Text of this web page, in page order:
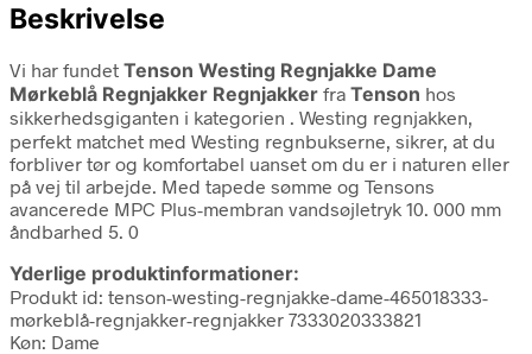
Beskrivelse
Vi har fundet Tenson Westing Regnjakke Dame
Mørkeblå Regnjakker Regnjakker fra Tenson hos
sikkerhedsgiganten i kategorien . Westing regnjakken,
perfekt matchet med Westing regnbukserne, sikrer, at du
forbliver tør og komfortabel uanset om du er i naturen eller
på vej til arbejde. Med tapede sømme og Tensons
avancerede MPC Plus-membran vandsøjletryk 10. 000 mm
åndbarhed 5. 0
Yderlige produktinformationer:
Produkt id: tenson-westing-regnjakke-dame-465018333-
mørkeblå-regnjakker-regnjakker 7333020333821
Køn: Dame